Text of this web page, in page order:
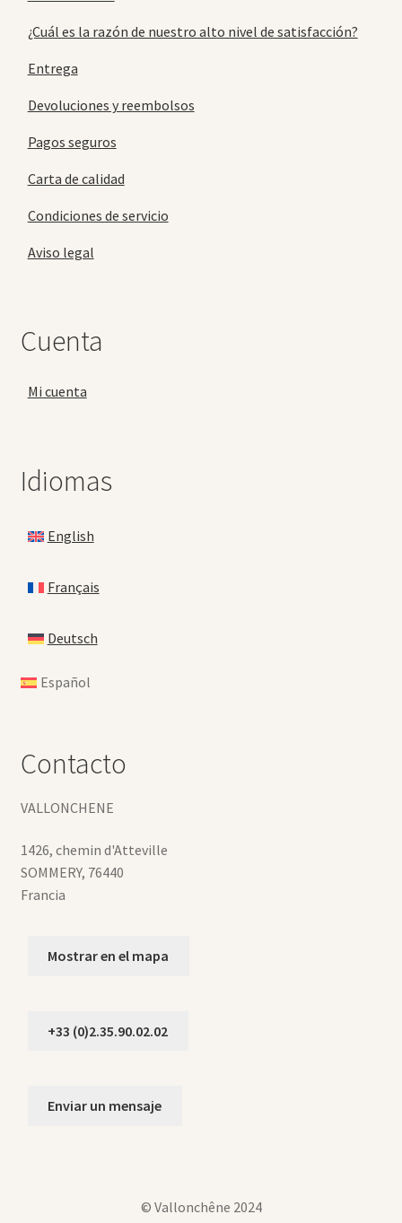
¿Cuál es la razón de nuestro alto nivel de satisfacción?
Entrega
Devoluciones y reembolsos
Pagos seguros
Carta de calidad
Condiciones de servicio
Aviso legal
Cuenta
Mi cuenta
Idiomas
English
Français
Deutsch
Español
Contacto
VALLONCHENE
1426, chemin d'Atteville
SOMMERY, 76440
Francia
Mostrar en el mapa
+33 (0)2.35.90.02.02
Enviar un mensaje
© Vallonchêne 2024